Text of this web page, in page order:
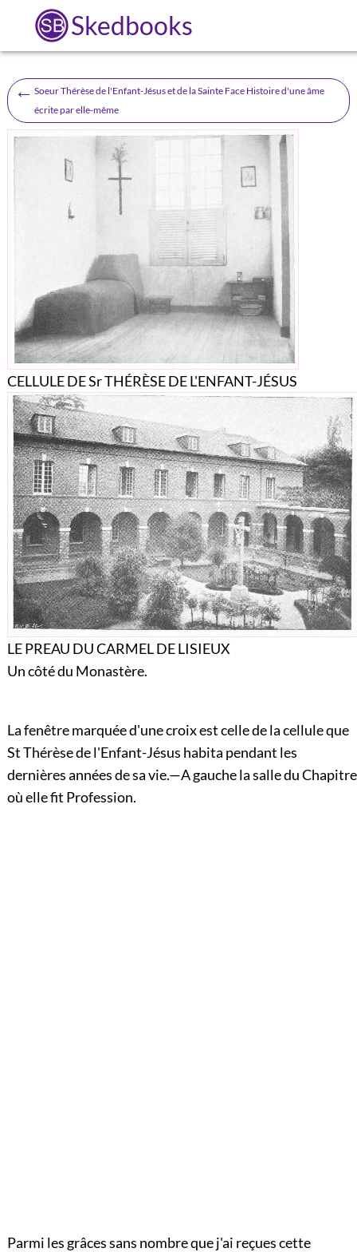
Skedbooks
← Soeur Thérèse de l'Enfant-Jésus et de la Sainte Face Histoire d'une âme
écrite par elle-même
CELLULE DE Sr THÉRÈSE DE L'ENFANT-JÉSUS
LE PREAU DU CARMEL DE LISIEUX
Un côté du Monastère.
La fenêtre marquée d'une croix est celle de la cellule que
St Thérèse de l'Enfant-Jésus habita pendant les
dernières années de sa vie.—A gauche la salle du Chapitre
où elle fit Profession.
Parmi les grâces sans nombre que j'ai reçues cette